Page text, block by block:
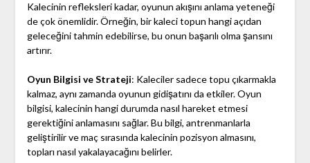
Kalecinin refleksleri kadar, oyunun akışını anlama yeteneği
de çok önemlidir. Örneğin, bir kaleci topun hangi açıdan
geleceğini tahmin edebilirse, bu onun başarılı olma şansını
artırır.
Oyun Bilgisi ve Strateji: Kaleciler sadece topu çıkarmakla
kalmaz, aynı zamanda oyunun gidişatını da etkiler. Oyun
bilgisi, kalecinin hangi durumda nasıl hareket etmesi
gerektiğini anlamasını sağlar. Bu bilgi, antrenmanlarla
geliştirilir ve maç sırasında kalecinin pozisyon almasını,
topları nasıl yakalayacağını belirler.